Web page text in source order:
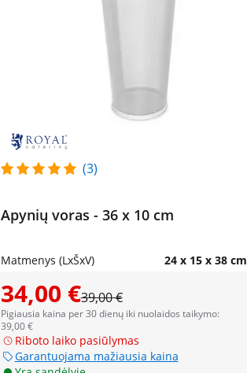
(3)
Apynių voras - 36 x 10 cm
Matmenys (LxŠxV) 24 x 15 x 38 cm
34,00 €39,00 €
Pigiausia kaina per 30 dienų iki nuolaidos taikymo:
39,00 €
Riboto laiko pasiūlymas
Garantuojama mažiausia kaina